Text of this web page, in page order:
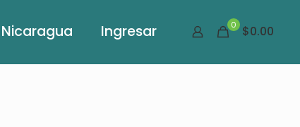
Nicaragua Ingresar 0 $0.00